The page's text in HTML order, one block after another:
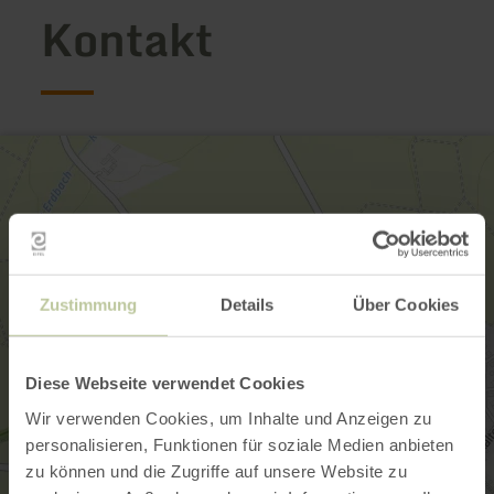
Zustimmung Details Über Cookies
Diese Webseite verwendet Cookies
Wir verwenden Cookies, um Inhalte und Anzeigen zu
personalisieren, Funktionen für soziale Medien anbieten
zu können und die Zugriffe auf unsere Website zu
Kontakt